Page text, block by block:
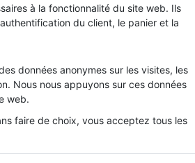
Etude biblique
NEG
Darby
Bandes dessinées
Santé
Ethique, société, politique
Découverte de la foi
Psychologie
Apologétique
Adolescents, jeunes
Rap, Hip-hop
Hardrock, Métal
Pop, Rock
Films, fiction
Jeux
- Le Messie - Extrait
- Le Messie
Kumai
BLF1582 EAN 9782910246600
à la fonctionnalité du site web. Ils
du client, le panier et la
données anonymes sur les visites, les
Nous nous appuyons sur ces données
web.
faire de choix, vous acceptez tous les